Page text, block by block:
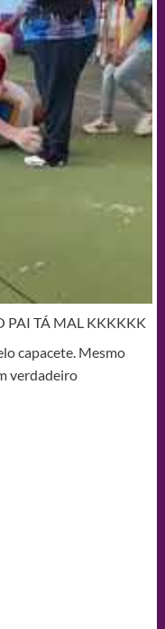
PAI TÁ MAL KKKKKK
capacete. Mesmo
verdadeiro